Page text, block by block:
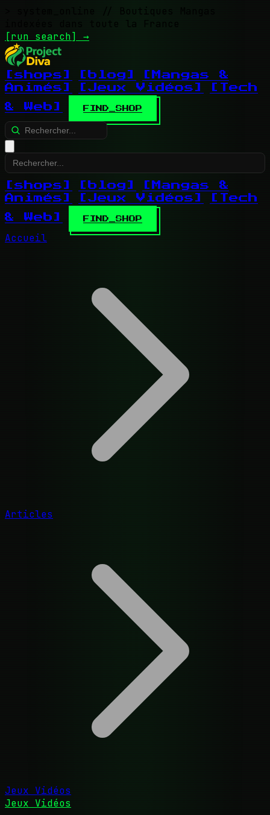
// Boutiques Mangas
indexées dans toute la France
[run search] →
[shops] [blog]
[Mangas &
Animés]
[Jeux Vidéos]
[Tech
& Web]
FIND_SHOP
[shops] [blog]
[Mangas &
Animés]
[Jeux Vidéos]
[Tech
& Web]
FIND_SHOP
Accueil
Articles
Jeux Vidéos
Jeux Vidéos